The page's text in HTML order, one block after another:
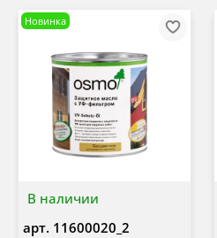
В наличии
Новинка
арт. 11600020_2